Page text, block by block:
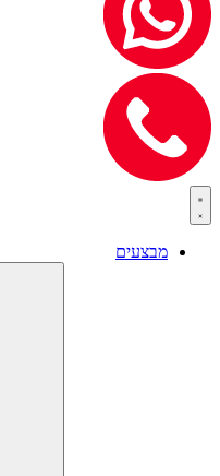
מבצעים